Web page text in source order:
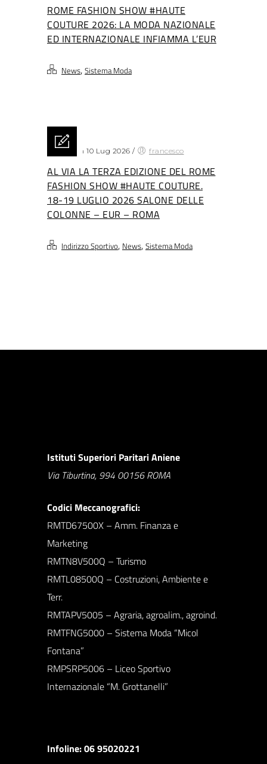
ROME FASHION SHOW #HAUTE
COUTURE 2026: LA MODA NAZIONALE
ED INTERNAZIONALE INFIAMMA L’EUR
News, Sistema Moda
Posted on 10 Lug 2026 / francesco
AL VIA LA TERZA EDIZIONE DEL ROME
FASHION SHOW #HAUTE COUTURE.
18-19 LUGLIO 2026 SALONE DELLE
COLONNE – EUR – ROMA
Indirizzo Sportivo, News, Sistema Moda
Istituti Superiori Paritari Aniene
Via Tiburtina, 994 00156 ROMA
Codici Meccanografici:
RMTD67500X – Amm. Finanza e
Marketing
RMTN8V500Q – Turismo
RMTL08500Q – Costruzioni, Ambiente e
Terr.
RMTAPV5005 – Agraria, agroalim., agroind.
RMTFNG5000 – Sistema Moda “Micol
Fontana”
RMPSRP5006 – Liceo Sportivo
Internazionale “M. Grottanelli”
Infoline: 06 95020221